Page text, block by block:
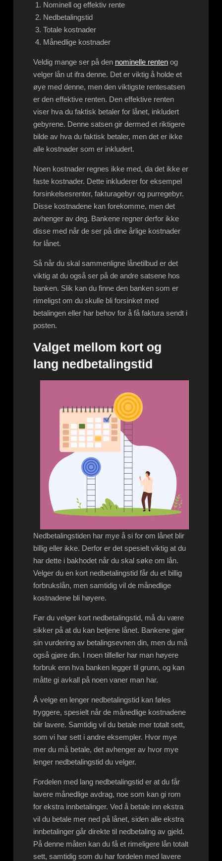
Nominell og effektiv rente
Nedbetalingstid
Totale kostnader
Månedlige kostnader
Veldig mange ser på den nominelle rentenog
velger lån ut ifra denne. Det er viktig å holde et
øye med denne, men den viktigste rentesatsen
er den effektive renten. Den effektive renten
viser hva du faktisk betaler for lånet, inkludert
gebyrene. Denne satsen gir dermed et riktigere
bilde av hva du faktisk betaler, men det er ikke
alle kostnader som er inkludert.
Noen kostnader regnes ikke med, da det ikke er
faste kostnader. Dette inkluderer for eksempel
forsinkelsesrenter, fakturagebyr og purregebyr.
Disse kostnadene kan forekomme, men det
avhenger av deg. Bankene regner derfor ikke
disse med når de ser på dine årlige kostnader
for lånet.
Så når du skal sammenligne lånetilbud er det
viktig at du også ser på de andre satsene hos
banken. Slik kan du finne den banken som er
rimeligst om du skulle bli forsinket med
betalingen eller har behov for å få faktura sendt i
posten.
Valget mellom kort og
lang nedbetalingstid
Nedbetalingstiden har mye å si for om lånet blir
billig eller ikke. Derfor er det spesielt viktig at du
har dette i bakhodet når du skal søke om lån.
Velger du en kort nedbetalingstid får du et billig
forbrukslån, men samtidig vil de månedlige
kostnadene bli høyere.
Før du velger kort nedbetalingstid, må du være
sikker på at du kan betjene lånet. Bankene gjør
sin vurdering av betalingsevnen din, men du må
også gjøre din. I noen tilfeller har man høyere
forbruk enn hva banken legger til grunn, og kan
måtte gi avkall på noen vaner man har.
Å velge en lenger nedbetalingstid kan føles
tryggere, spesielt når de månedlige kostnadene
blir lavere. Samtidig vil du betale mer totalt sett,
som vi har sett i andre eksempler. Hvor mye
mer du må betale, det avhenger av hvor mye
lenger nedbetalingstid du velger.
Fordelen med lang nedbetalingstid er at du får
lavere månedlige avdrag, noe som kan gi rom
for ekstra innbetalinger. Ved å betale inn ekstra
vil du betale mer ned på lånet, siden alle ekstra
innbetalinger går direkte til nedbetaling av gjeld.
På denne måten kan du få et rimeligere lån totalt
sett, samtidig som du har fordelen med lavere